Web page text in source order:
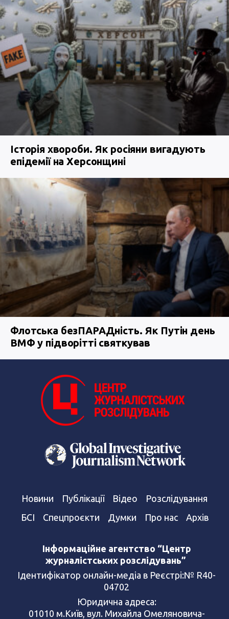
Історія хвороби. Як росіяни вигадують
епідемії на Херсонщині
Флотська безПАРАДність. Як Путін день
ВМФ у підворітті святкував
Новини Публікації Відео
Розслідування
БСІ
Спецпроєкти Думки Про нас Архів
Інформаційне агентство “Центр
журналістських розслідувань”
Ідентифікатор онлайн-медіа в Реєстрі:№ R40-
04702
Юридична адреса:
01010 м.Київ, вул. Михайла Омеляновича-